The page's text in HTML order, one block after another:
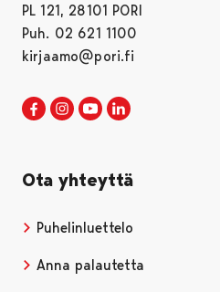
PL 121, 28101 PORI
Puh. 02 621 1100
kirjaamo@pori.fi
Porin kaupunki
Avautuu uudessa
Porin kaupunki
Avautuu uudessa
Porin kaupunki
Avautuu uudessa
Ota yhteyttä
Puhelinluettelo
Anna palautetta